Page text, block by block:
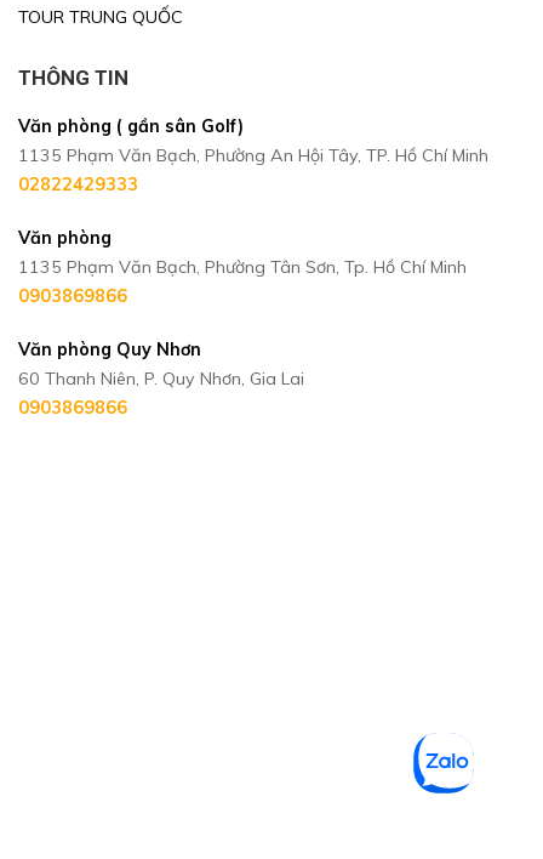
TOUR TRUNG QUỐC
THÔNG TIN
Văn phòng ( gần sân Golf)
1135 Phạm Văn Bạch, Phường An Hội Tây, TP. Hồ Chí Minh
02822429333
Văn phòng
1135 Phạm Văn Bạch, Phường Tân Sơn, Tp. Hồ Chí Minh
0903869866
Văn phòng Quy Nhơn
60 Thanh Niên, P. Quy Nhơn, Gia Lai
0903869866